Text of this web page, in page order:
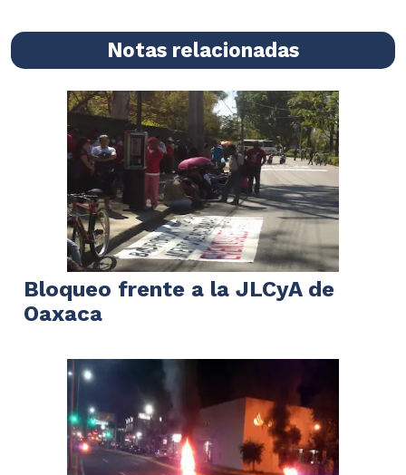
Notas relacionadas
Bloqueo frente a la JLCyA de
Oaxaca